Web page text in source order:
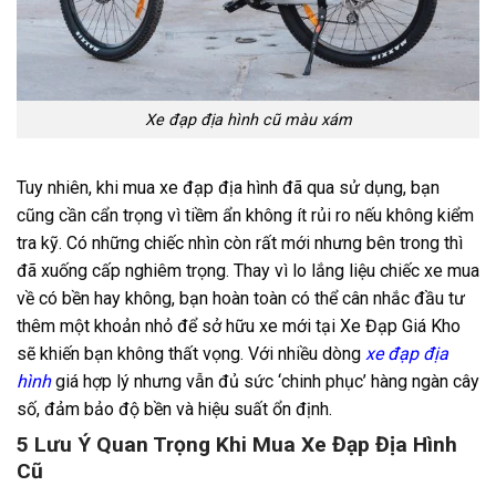
Xe đạp địa hình cũ màu xám
Tuy nhiên, khi mua xe đạp địa hình đã qua sử dụng, bạn
cũng cần cẩn trọng vì tiềm ẩn không ít rủi ro nếu không kiểm
tra kỹ. Có những chiếc nhìn còn rất mới nhưng bên trong thì
đã xuống cấp nghiêm trọng. Thay vì lo lắng liệu chiếc xe mua
về có bền hay không, bạn hoàn toàn có thể cân nhắc đầu tư
thêm một khoản nhỏ để sở hữu xe mới tại Xe Đạp Giá Kho
sẽ khiến bạn không thất vọng. Với nhiều dòng xe đạp địa
hìnhgiá hợp lý nhưng vẫn đủ sức ‘chinh phục’ hàng ngàn cây
số, đảm bảo độ bền và hiệu suất ổn định.
5 Lưu Ý Quan Trọng Khi Mua Xe Đạp Địa Hình
Cũ